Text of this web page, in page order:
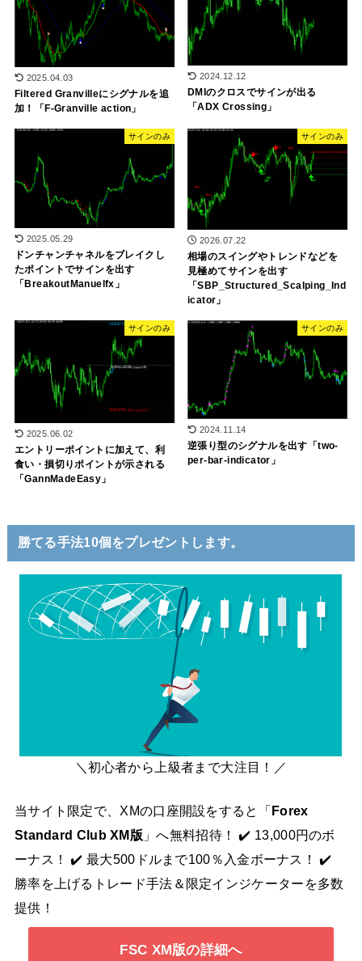
2025.04.03
Filtered Granvilleにシグナルを追
加！「F-Granville action」
2024.12.12
DMIのクロスでサインが出る
「ADX Crossing」
サインのみ
2025.05.29
ドンチャンチャネルをブレイクし
たポイントでサインを出す
「BreakoutManuelfx」
サインのみ
2026.07.22
相場のスイングやトレンドなどを
見極めてサインを出す
「SBP_Structured_Scalping_Ind
icator」
サインのみ
2025.06.02
エントリーポイントに加えて、利
食い・損切りポイントが示される
「GannMadeEasy」
サインのみ
2024.11.14
逆張り型のシグナルを出す「two-
per-bar-indicator」
勝てる手法10個をプレゼントします。
＼初心者から上級者まで大注目！／
当サイト限定で、XMの口座開設をすると「 Forex
Standard Club XM版 」へ無料招待！ ✔️ 13,000円のボ
ーナス！ ✔️ 最大500ドルまで100％入金ボーナス！ ✔️
勝率を上げるトレード手法＆限定インジケーターを多数
提供！
FSC XM版の詳細へ